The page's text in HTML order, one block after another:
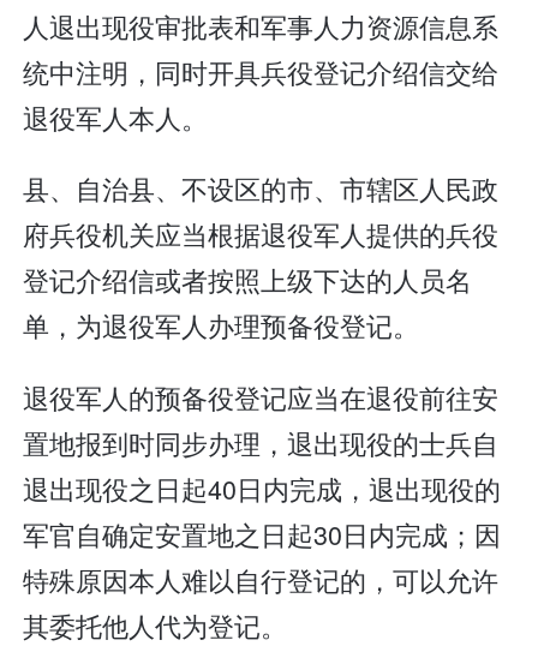
人退出现役审批表和军事人力资源信息系
统中注明，同时开具兵役登记介绍信交给
退役军人本人。
县、自治县、不设区的市、市辖区人民政
府兵役机关应当根据退役军人提供的兵役
登记介绍信或者按照上级下达的人员名
单，为退役军人办理预备役登记。
退役军人的预备役登记应当在退役前往安
置地报到时同步办理，退出现役的士兵自
退出现役之日起40日内完成，退出现役的
军官自确定安置地之日起30日内完成；因
特殊原因本人难以自行登记的，可以允许
其委托他人代为登记。